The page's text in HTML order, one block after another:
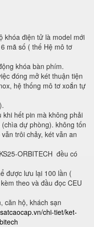
khóa điện tử là model mới
mã số ( thế Hệ mô tơ
khóa bàn phím.
đóng mở két thuận tiện
hệ thống mô tơ xoắn tự
khi hết pin mà không phải
dự phòng). không tốn
trôi chảy, két vẫn an
ORBITECH đều có
được lưu lại 100 lần (
theo và đầu đọc CEU
căn hộ, khách sạn
chi-tiet/ket-